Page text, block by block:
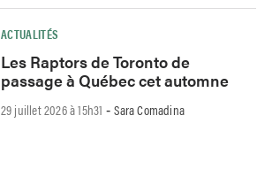
ACTUALITÉS
Les Raptors de Toronto de
passage à Québec cet automne
29 juillet 2026 à 15h31 -Sara Comadina